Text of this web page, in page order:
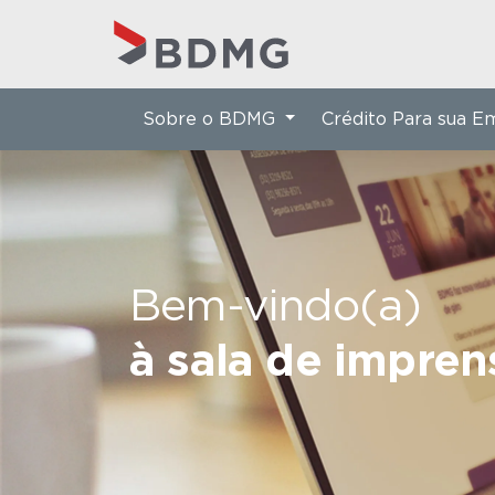
Bem-vindo(a)
à sala de
Sobre o BDMG Crédito Para sua